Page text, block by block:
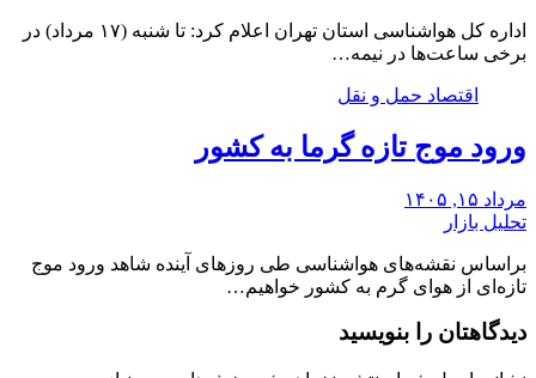
اداره کل هواشناسی استان تهران اعلام کرد: تا شنبه (۱۷ مرداد) در
برخی ساعت‌ها در نیمه…
اقتصاد حمل و نقل
ورود موج تازه گرما به کشور
مرداد ۱۵, ۱۴۰۵
تحلیل بازار
براساس نقشه‌های هواشناسی طی روزهای آینده شاهد ورود موج
تازه‌ای از هوای گرم به کشور خواهیم…
دیدگاهتان را بنویسید